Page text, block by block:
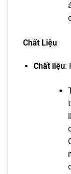
Chất Liệu
Chất liệu: